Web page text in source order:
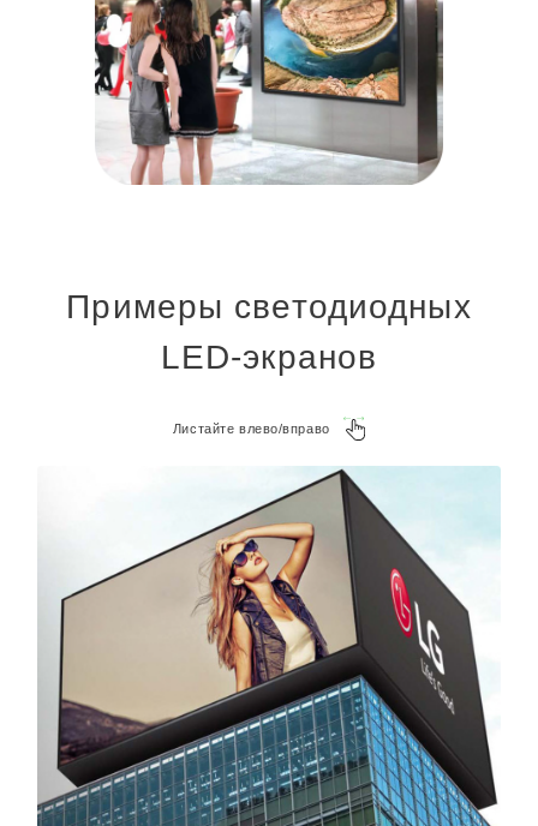
Примеры светодиодных
LED-экранов
Листайте влево/вправо